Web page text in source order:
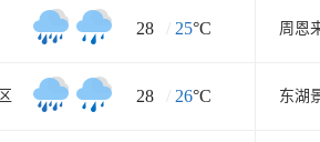
28 / 25°C 周恩
28 / 26°C 东湖